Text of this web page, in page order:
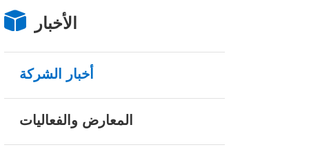
الأخبار
أخبار الشركة
المعارض والفعاليات